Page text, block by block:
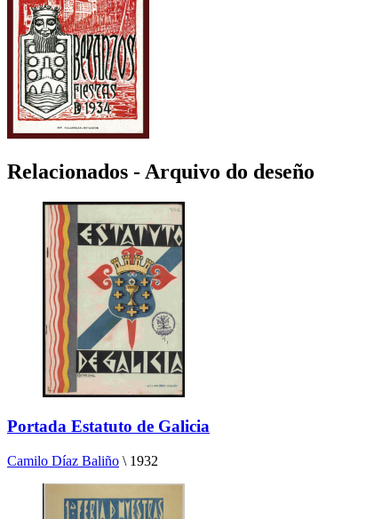
Relacionados - Arquivo do deseño
Portada Estatuto de Galicia
Camilo Díaz Baliño \ 1932